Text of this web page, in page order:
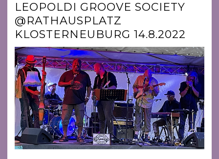
LEOPOLDI GROOVE SOCIETY
@RATHAUSPLATZ
KLOSTERNEUBURG 14.8.2022